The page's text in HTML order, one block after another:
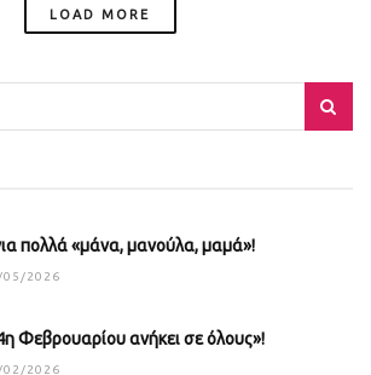
LOAD MORE
πολλά «μάνα, μανούλα, μαμά»!
05/2026
Φεβρουαρίου ανήκει σε όλους»!
02/2026